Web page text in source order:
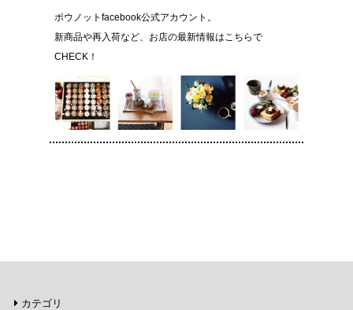
ボウノットfacebook公式アカウント。
新商品や再入荷など、お店の最新情報はこちらで
CHECK！
カテゴリ